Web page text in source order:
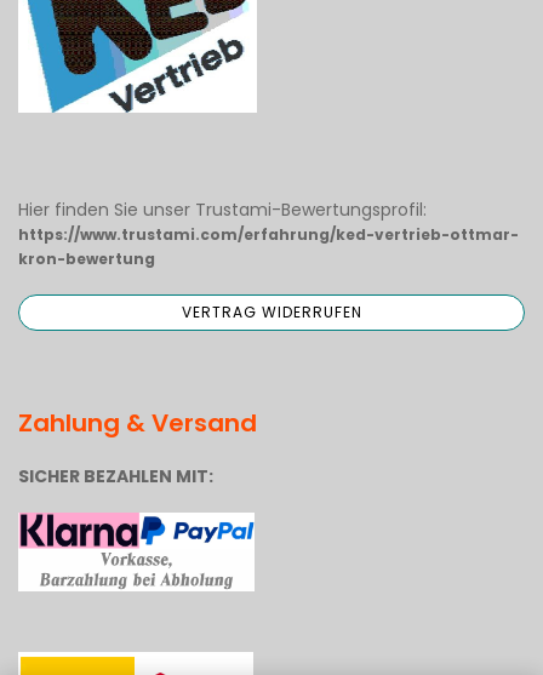
Hier finden Sie unser Trustami-Bewertungsprofil:
https://www.trustami.com/erfahrung/ked-vertrieb-ottmar-
kron-bewertung
Zahlung & Versand
SICHER BEZAHLEN MIT: